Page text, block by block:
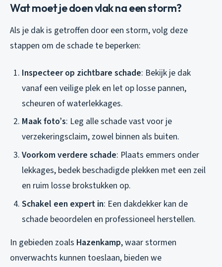
Wat moet je doen vlak na een storm?
Als je dak is getroffen door een storm, volg deze
stappen om de schade te beperken:
Inspecteer op zichtbare schade: Bekijk je dak
vanaf een veilige plek en let op losse pannen,
scheuren of waterlekkages.
Maak foto’s: Leg alle schade vast voor je
verzekeringsclaim, zowel binnen als buiten.
Voorkom verdere schade: Plaats emmers onder
lekkages, bedek beschadigde plekken met een zeil
en ruim losse brokstukken op.
Schakel een expert in: Een dakdekker kan de
schade beoordelen en professioneel herstellen.
In gebieden zoals Hazenkamp, waar stormen
onverwachts kunnen toeslaan, bieden we